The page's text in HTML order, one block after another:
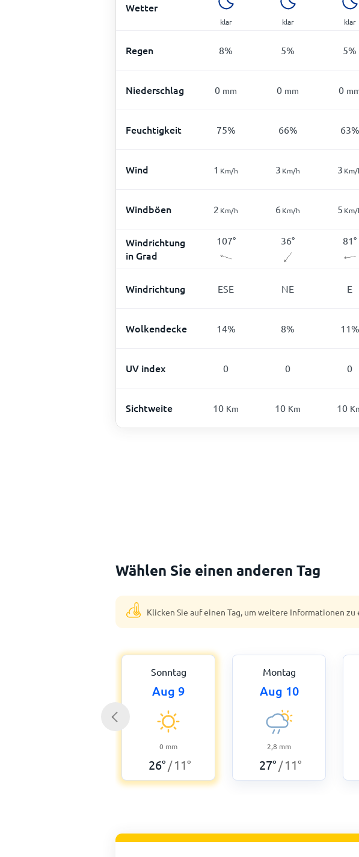
Wetter
klar klar klar
Regen 8% 5% 5%
Niederschlag 0 mm 0 mm 0
Feuchtigkeit 75% 66% 63%
Wind 1 Km/h 3 Km/h 3 Km/
Windböen 2 Km/h 6Km/h 5 Km/
Windrichtung
in Grad
107° 36° 81°
Windrichtung ESE NE E
Wolkendecke 14% 8% 11%
UV index 0 0 0
Sichtweite 10 Km 10 Km 10
Wählen Sie einen anderen Tag
Klicken Sie auf einen Tag, um weitere Informationen zu
Sonntag
Aug 9
0 mm
26° / 11°
Montag
Aug 10
2,8 mm
27° / 11°